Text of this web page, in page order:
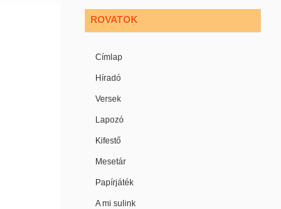
ROVATOK
Címlap
Híradó
Versek
Lapozó
Kifestő
Mesetár
Papírjáték
A mi sulink